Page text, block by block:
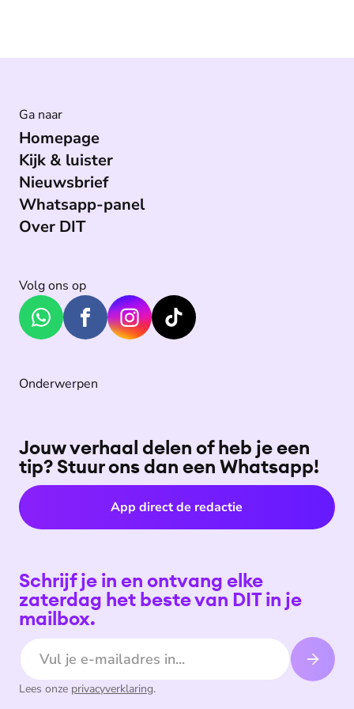
Ga naar
Homepage
Kijk & luister
Nieuwsbrief
Whatsapp-panel
Over DIT
Volg ons op
Onderwerpen
Jouw verhaal delen of heb je een
tip? Stuur ons dan een Whatsapp!
App direct de redactie
Schrijf je in en ontvang elke
zaterdag het beste van DIT in je
mailbox.
E-mailadres
Lees onze privacyverklaring.